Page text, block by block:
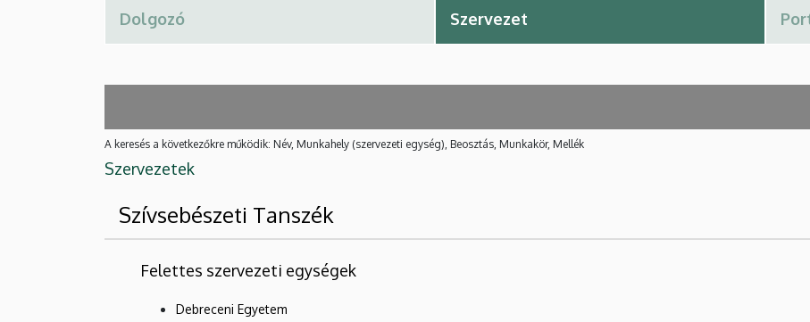
A keresés a következőkre működik: Név, Munkahely (szervezeti egység), Beosztás, Munkakör, Mellék
Szervezetek
Szívsebészeti Tanszék
Felettes szervezeti egységek
Debreceni Egyetem